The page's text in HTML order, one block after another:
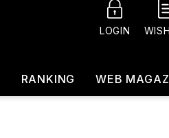
LOGIN
RANKING WEB